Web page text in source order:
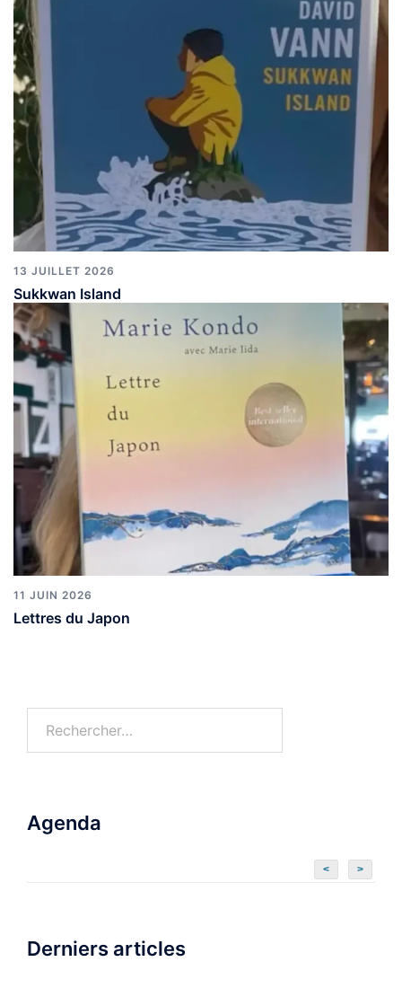
13 JUILLET 2026
Sukkwan Island
11 JUIN 2026
Lettres du Japon
Agenda
< >
Derniers articles